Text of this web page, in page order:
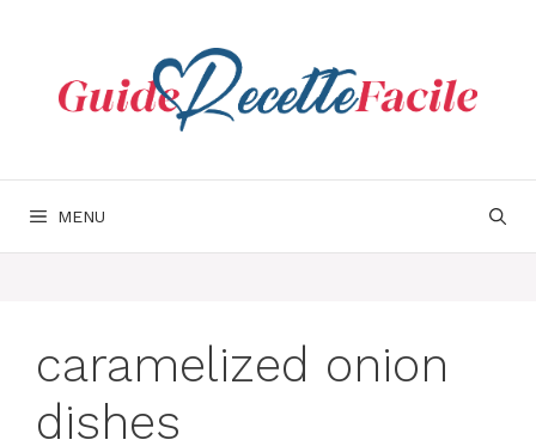
MENU
caramelized onion
dishes